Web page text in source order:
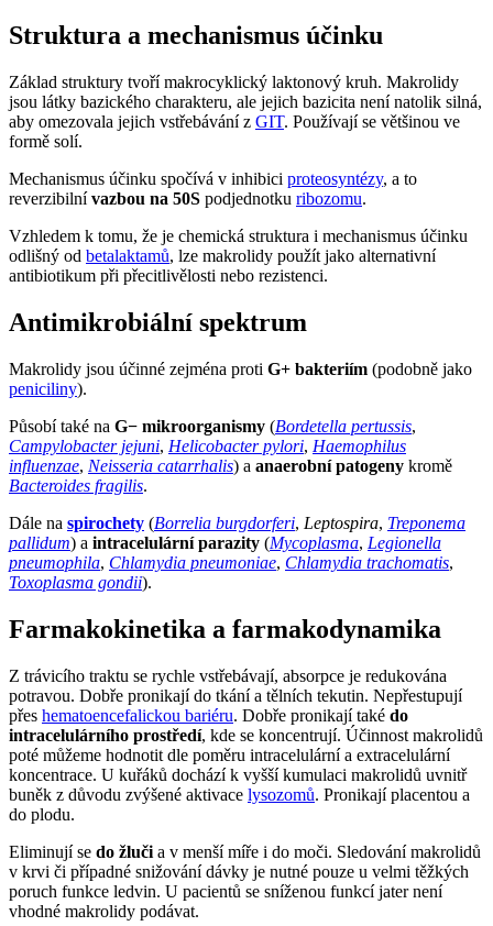
Struktura a mechanismus účinku
Základ struktury tvoří makrocyklický laktonový kruh. Makrolidy
jsou látky bazického charakteru, ale jejich bazicita není natolik silná,
aby omezovala jejich vstřebávání z GIT. Používají se většinou ve
formě solí.
Mechanismus účinku spočívá v inhibici proteosyntézy, a to
reverzibilnívazbou na 50S podjednotku ribozomu.
Vzhledem k tomu, že je chemická struktura i mechanismus účinku
odlišný od betalaktamů, lze makrolidy použít jako alternativní
antibiotikum při přecitlivělosti nebo rezistenci.
Antimikrobiální spektrum
Makrolidy jsou účinné zejména proti G+ bakteriím (podobně jako
peniciliny).
Působí také na G− mikroorganismy (Bordetella pertussis,
Campylobacter jejuni, Helicobacter pylori, Haemophilus
influenzae, Neisseria catarrhalis) a anaerobní patogeny kromě
Bacteroides fragilis.
Dále na spirochety (Borrelia burgdorferi, Leptospira, Treponema
pallidum) a intracelulární parazity (Mycoplasma, Legionella
pneumophila, Chlamydia pneumoniae, Chlamydia trachomatis,
Toxoplasma gondii).
Farmakokinetika a farmakodynamika
Z trávicího traktu se rychle vstřebávají, absorpce je redukována
potravou. Dobře pronikají do tkání a tělních tekutin. Nepřestupují
přes hematoencefalickou bariéru. Dobře pronikají také do
intracelulárního prostředí, kde se koncentrují. Účinnost makrolidů
poté můžeme hodnotit dle poměru intracelulární a extracelulární
koncentrace. U kuřáků dochází k vyšší kumulaci makrolidů uvnitř
buněk z důvodu zvýšené aktivace lysozomů. Pronikají placentou a
do plodu.
Eliminují se do žluči a v menší míře i do moči. Sledování makrolidů
v krvi či případné snižování dávky je nutné pouze u velmi těžkých
poruch funkce ledvin. U pacientů se sníženou funkcí jater není
vhodné makrolidy podávat.